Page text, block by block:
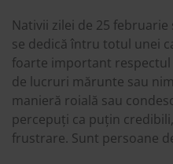
Nativii zilei de 25
se dedică întru totul unei
foarte important respectul
de lucruri mărunte sau
manieră roială sau
percepuți ca puțin
frustrare. Sunt persoane